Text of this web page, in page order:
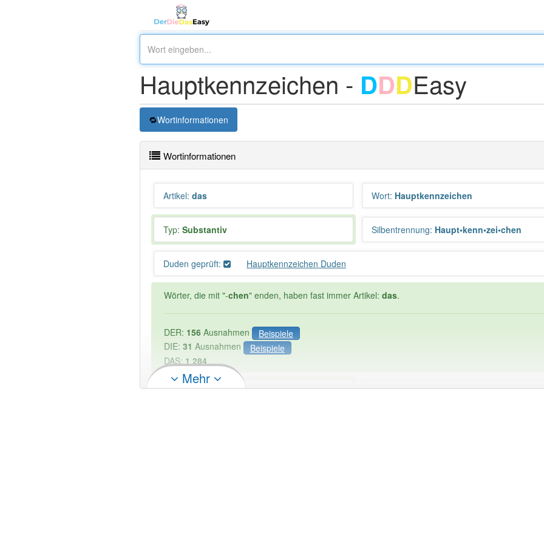
Hauptkennzeichen - DDDEasy
Wortinformationen
Wortinformationen
Artikel: das Wort: Hauptkennzeichen
Typ: Substantiv Silbentrennung: Haupt•kenn•zei•chen
Duden geprüft: Hauptkennzeichen Duden
Wörter, die mit "-chen" enden, haben fast immer Artikel: das.
DER: 156 Ausnahmen
Beispiele
DIE: 31 Ausnahmen
Beispiele
DAS: 1 284
PowerIndex:2 Häufigkeit: 2 von 10
Mehr